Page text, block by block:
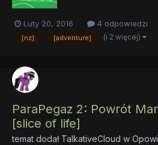
Luty 20, 2016 4 odpowiedzi
[nz] [adventure] (i 2 więcej)
ParaPegaz 2: Powrót
[slice of life]
temat dodał TalkativeCloud w